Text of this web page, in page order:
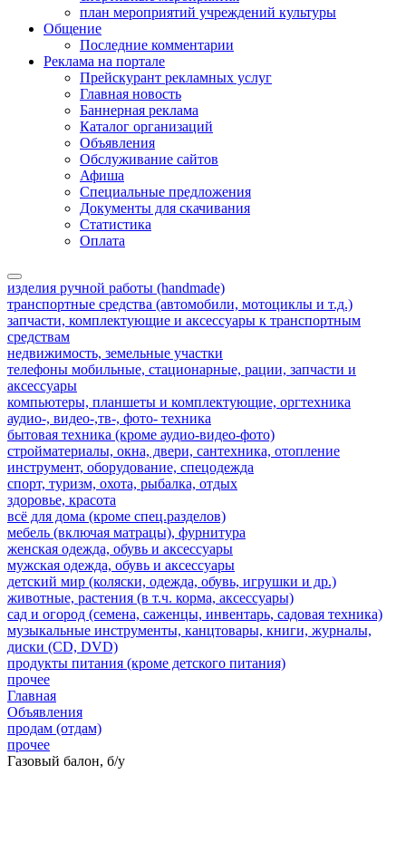
план мероприятий учреждений культуры
Общение
Последние комментарии
Реклама на портале
Прейскурант рекламных услуг
Главная новость
Баннерная реклама
Каталог организаций
Объявления
Обслуживание сайтов
Афиша
Специальные предложения
Документы для скачивания
Статистика
Оплата
изделия ручной работы (handmade)
транспортные средства (автомобили, мотоциклы и т.д.)
запчасти, комплектующие и аксессуары к транспортным
средствам
недвижимость, земельные участки
телефоны мобильные, стационарные, рации, запчасти и
аксессуары
компьютеры, планшеты и комплектующие, оргтехника
аудио-, видео-,тв-, фото- техника
бытовая техника (кроме аудио-видео-фото)
стройматериалы, окна, двери, сантехника, отопление
инструмент, оборудование, спецодежда
спорт, туризм, охота, рыбалка, отдых
здоровье, красота
всё для дома (кроме спец.разделов)
мебель (включая матрацы), фурнитура
женская одежда, обувь и аксессуары
мужская одежда, обувь и аксессуары
детский мир (коляски, одежда, обувь, игрушки и др.)
животные, растения (в т.ч. корма, аксессуары)
сад и огород (семена, саженцы, инвентарь, садовая техника)
музыкальные инструменты, канцтовары, книги, журналы,
диски (CD, DVD)
продукты питания (кроме детского питания)
прочее
Главная
Объявления
продам (отдам)
прочее
Газовый балон, б/у